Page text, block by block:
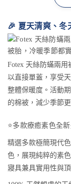
🎉 夏天清爽、冬
Fotex 天絲防蟎兩用
以直接單蓋，享受
整體保暖度。活動
的棉被，減少季節
⭐️多款療癒素色全
精選多款極簡現代
色，展現純粹的素
寢具兼具實用性與